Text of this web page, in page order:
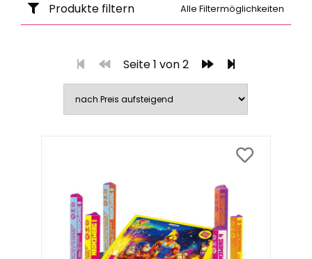
Alle Filtermöglichkeiten
Produkte filtern
Seite 1 von 2